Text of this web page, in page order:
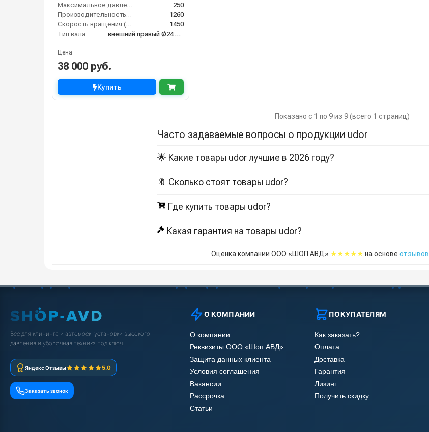
Максимальное давление (бар)
250
Производительность (л/ч)
1260
Скорость вращения (об/мин)
1450
Тип вала
внешний правый Ø24 мм
Цена
38 000 руб.
Купить
Показано с 1 по 9 из 9 (всего 1 страниц)
Часто задаваемые вопросы о продукции udor
🌟 Какие товары udor лучшие в 2026 году?
🔖 Сколько стоят товары udor?
Где купить товары udor?
Какая гарантия на товары udor?
Оценка компании ООО «ШОП АВД» ★★★★★ на основе отзывов
Всё для клининга и автомоек: установки высокого
давления и уборочная техника под ключ.
Яндекс Отзывы 5.0
Заказать звонок
О КОМПАНИИ
О компании
Реквизиты ООО «Шоп АВД»
Защита данных клиента
Условия соглашения
Вакансии
Рассрочка
Статьи
ПОКУПАТЕЛЯМ
Как заказать?
Оплата
Доставка
Гарантия
Лизинг
Получить скидку